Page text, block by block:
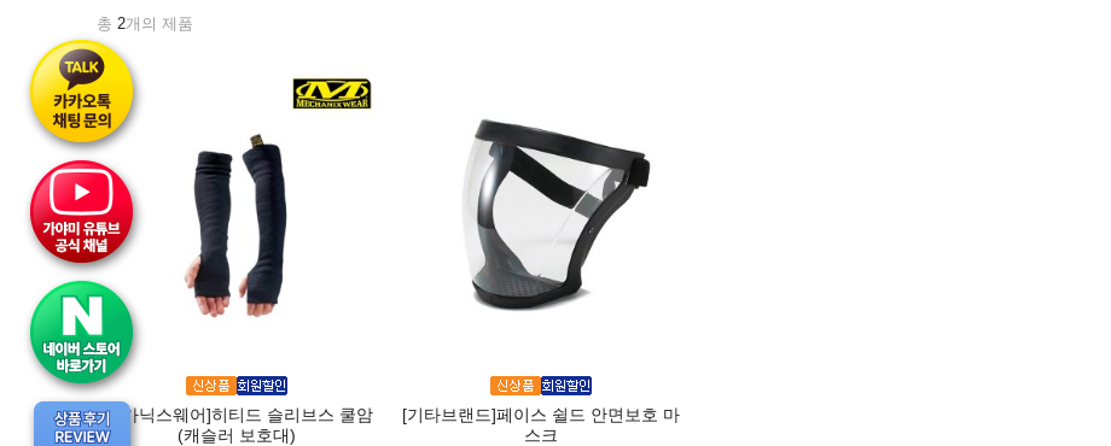
총 2개의 제품
[메카닉스웨어]히티드 슬리브스 쿨암
(캐슬러 보호대)
[기타브랜드]페이스 쉴드 안면보호 마
스크